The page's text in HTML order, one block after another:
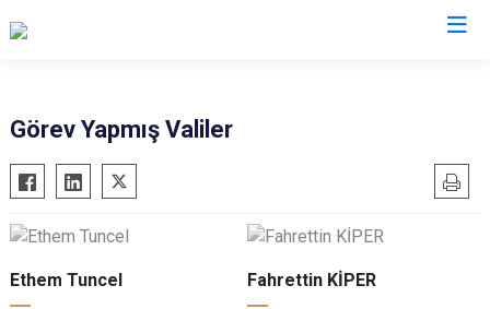
Görev Yapmış Valiler
Ethem Tuncel Fahrettin KİPER